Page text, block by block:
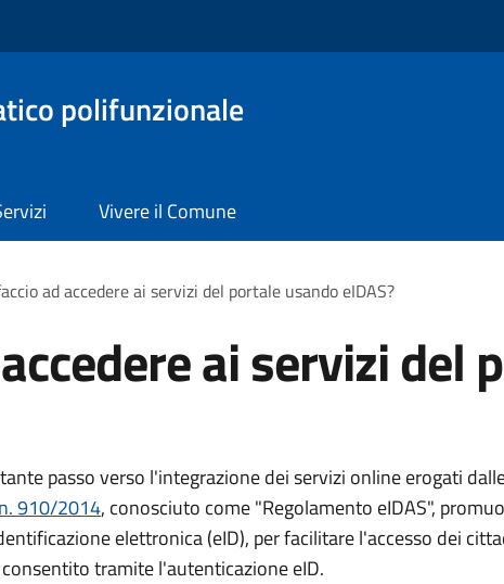
polifunzionale
Vivere il Comune
ad accedere ai servizi del portale usando eIDAS?
ai servizi del
passo verso l'integrazione dei servizi online erogati
910/2014, conosciuto come "Regolamento eIDAS",
elettronica (eID), per facilitare l'accesso dei
tramite l'autenticazione eID.